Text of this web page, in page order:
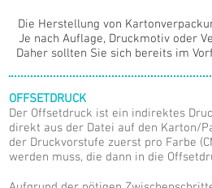
Die Herstellung von
Je nach Auflage, Druckmotiv oder
Daher sollten Sie sich bereits im
OFFSETDRUCK
Der Offsetdruck ist ein indirektes
direkt aus der Datei auf den Karton/
der Druckvorstufe zuerst pro Farbe
werden muss, die dann in die